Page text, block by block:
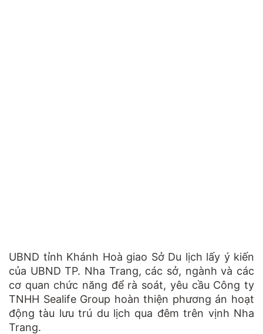
UBND tỉnh Khánh Hoà giao Sở Du lịch lấy ý kiến
của UBND TP. Nha Trang, các sở, ngành và các
cơ quan chức năng để rà soát, yêu cầu Công ty
TNHH Sealife Group hoàn thiện phương án hoạt
động tàu lưu trú du lịch qua đêm trên vịnh Nha
Trang.